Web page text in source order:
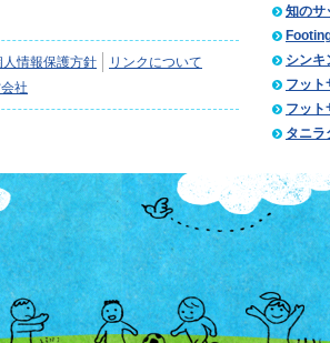
人情報保護方針
リンクについて
社
知のサ
シンキ
フット
フット
タニラ